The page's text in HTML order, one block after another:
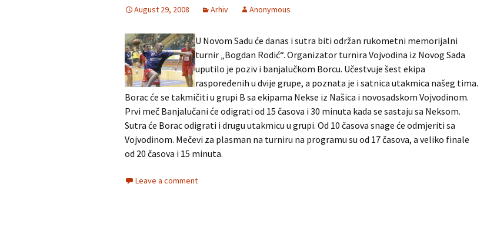
August 29, 2008 Arhiv Anonymous
U Novom Sadu će danas i sutra biti održan rukometni memorijalni
turnir „Bogdan Rodić“. Organizator turnira Vojvodina iz Novog Sada
uputilo je poziv i banjalučkom Borcu. Učestvuje šest ekipa
raspoređenih u dvije grupe, a poznata je i satnica utakmica našeg tima.
Borac će se takmičiti u grupi B sa ekipama Nekse iz Našica i novosadskom Vojvodinom.
Prvi meč Banjalučani će odigrati od 15 časova i 30 minuta kada se sastaju sa Neksom.
Sutra će Borac odigrati i drugu utakmicu u grupi. Od 10 časova snage će odmjeriti sa
Vojvodinom. Mečevi za plasman na turniru na programu su od 17 časova, a veliko finale
od 20 časova i 15 minuta.
Leave a comment